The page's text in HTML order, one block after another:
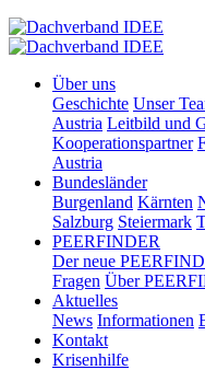
Über uns
Geschichte Unser
Austria Leitbild und
Kooperationspartner
Austria
Bundesländer
Burgenland Kärnten
Salzburg Steiermark
PEERFINDER
Der neue
Fragen Über
Aktuelles
News Informationen
Kontakt
Krisenhilfe